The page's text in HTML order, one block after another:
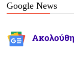
Google News